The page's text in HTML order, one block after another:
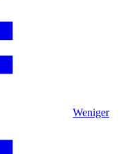
Weniger